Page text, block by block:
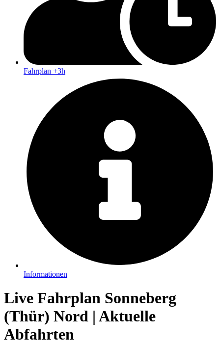
Fahrplan +3h
Informationen
Live Fahrplan Sonneberg
(Thür) Nord | Aktuelle
Abfahrten